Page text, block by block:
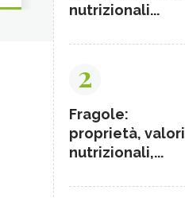
nutrizionali...
2
Fragole:
proprietà, valori
nutrizionali,...